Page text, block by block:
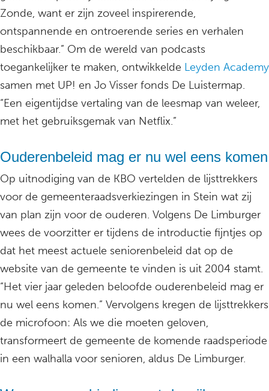
Zonde, want er zijn zoveel inspirerende,
ontspannende en ontroerende series en verhalen
beschikbaar.” Om de wereld van podcasts
toegankelijker te maken, ontwikkelde Leyden Academy
samen met UP! en Jo Visser fonds De Luistermap.
“Een eigentijdse vertaling van de leesmap van weleer,
met het gebruiksgemak van Netflix.”
Ouderenbeleid mag er nu wel eens komen
Op uitnodiging van de KBO vertelden de lijsttrekkers
voor de gemeenteraadsverkiezingen in Stein wat zij
van plan zijn voor de ouderen. Volgens De Limburger
wees de voorzitter er tijdens de introductie fijntjes op
dat het meest actuele seniorenbeleid dat op de
website van de gemeente te vinden is uit 2004 stamt.
“Het vier jaar geleden beloofde ouderenbeleid mag er
nu wel eens komen.” Vervolgens kregen de lijsttrekkers
de microfoon: Als we die moeten geloven,
transformeert de gemeente de komende raadsperiode
in een walhalla voor senioren, aldus De Limburger.